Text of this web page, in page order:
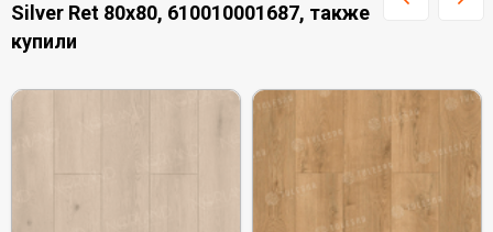
Silver Ret 80x80, 610010001687, также
купили